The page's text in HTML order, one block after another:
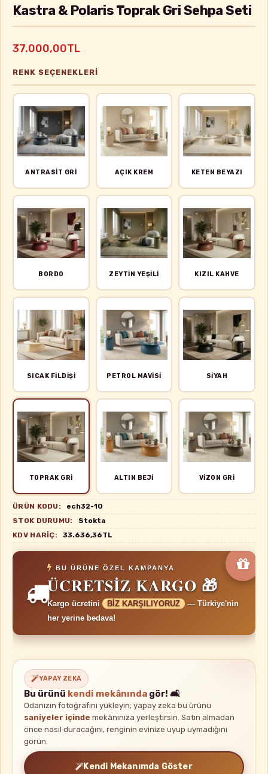
Kastra & Polaris Toprak Gri Sehpa Seti
37.000,00TL
RENK SEÇENEKLERI
ANTRASIT GRI AÇIK KREM KETEN BEYAZI
BORDO ZEYTIN YEŞILI KIZIL KAHVE
SICAK FILDIŞI PETROL MAVISI SIYAH
TOPRAK GRI ALTIN BEJI VIZON GRI
ÜRÜN KODU:
ech32-10
STOK DURUMU:
Stokta
KDV HARIÇ:
33.636,36TL
BU ÜRÜNE ÖZEL KAMPANYA
ÜCRETSİZ KARGO 🎁
Kargo ücretini BİZ KARŞILIYORUZ
— Türkiye'nin
her yerine bedava!
YAPAY ZEKA
Bu ürünü kendi mekânında gör! 🛋️
Odanızın fotoğrafını yükleyin; yapay zeka bu ürünü
saniyeler içinde mekânınıza yerleştirsin. Satın almadan
önce nasıl duracağını, renginin evinize uyup uymadığını
görün.
Kendi Mekanımda Göster